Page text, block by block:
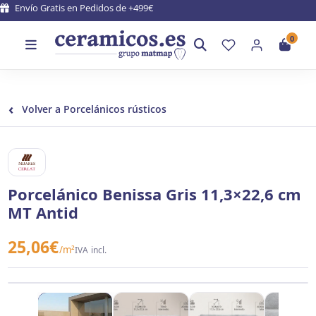
Envío Gratis en Pedidos de +499€
0
‹ Volver a Porcelánicos rústicos
MIJARES Y CERLAT
Porcelánico Benissa Gris 11,3×22,6 cm
MT Antid
25,06€/m²IVA incl.